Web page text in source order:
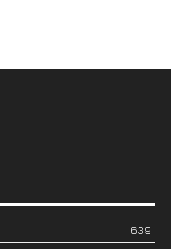
639